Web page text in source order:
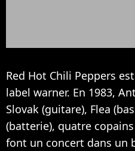
Red Hot Chili Peppers
label warner. En 1983,
Slovak (guitare), Flea
(batterie), quatre
font un concert dans un